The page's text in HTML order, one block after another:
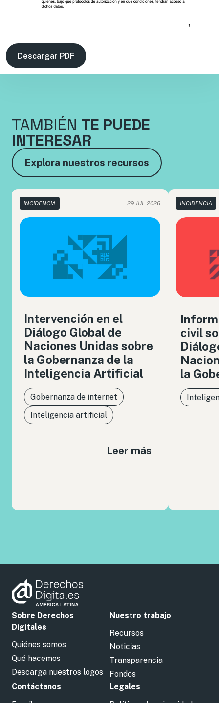
Descargar PDF
TAMBIÉN TE PUEDE
INTERESAR
Explora nuestros recursos
INCIDENCIA 29 JUL 2026
Intervención en el
Diálogo Global de
Naciones Unidas sobre
la Gobernanza de la
Inteligencia Artificial
Gobernanza de internet
Inteligencia artificial
Leer más
INCIDENCIA
civil
la
Sobre Derechos
Digitales
Quiénes somos
Qué hacemos
Descarga nuestros logos
Nuestro trabajo
Recursos
Noticias
Transparencia
Fondos
Contáctanos
Legales